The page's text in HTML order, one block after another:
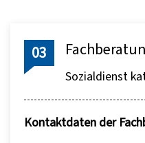
03
Sozialdienst
Kontaktdaten der